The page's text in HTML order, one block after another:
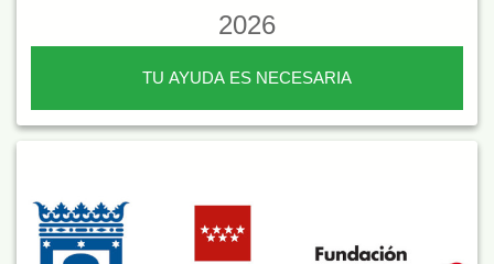
2026
TU AYUDA ES NECESARIA